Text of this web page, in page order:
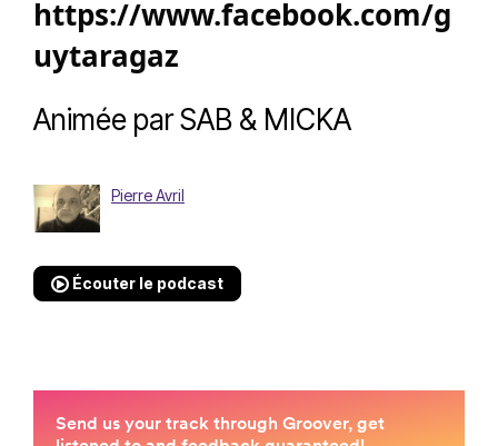
https://www.facebook.com/g
uytaragaz
Animée par SAB & MICKA
Pierre Avril
Écouter le podcast